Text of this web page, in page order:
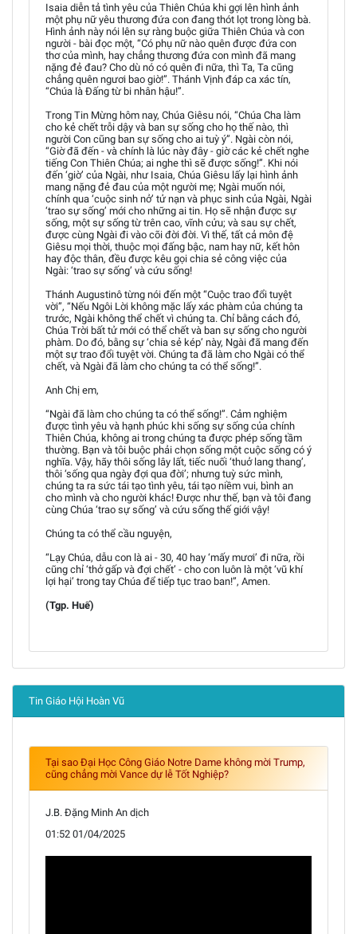
Isaia diễn tả tình yêu của Thiên Chúa khi gợi lên hình ảnh
một phụ nữ yêu thương đứa con đang thót lọt trong lòng bà.
Hình ảnh này nói lên sự ràng buộc giữa Thiên Chúa và con
người - bài đọc một, “Có phụ nữ nào quên được đứa con
thơ của mình, hay chẳng thương đứa con mình đã mang
nặng đẻ đau? Cho dù nó có quên đi nữa, thì Ta, Ta cũng
chẳng quên ngươi bao giờ!”. Thánh Vịnh đáp ca xác tín,
“Chúa là Đấng từ bi nhân hậu!”.
Trong Tin Mừng hôm nay, Chúa Giêsu nói, “Chúa Cha làm
cho kẻ chết trỗi dậy và ban sự sống cho họ thế nào, thì
người Con cũng ban sự sống cho ai tuỳ ý”. Ngài còn nói,
“Giờ đã đến - và chính là lúc này đây - giờ các kẻ chết nghe
tiếng Con Thiên Chúa; ai nghe thì sẽ được sống!”. Khi nói
đến ‘giờ’ của Ngài, như Isaia, Chúa Giêsu lấy lại hình ảnh
mang nặng đẻ đau của một người mẹ; Ngài muốn nói,
chính qua ‘cuộc sinh nở’ tử nạn và phục sinh của Ngài, Ngài
‘trao sự sống’ mới cho những ai tin. Họ sẽ nhận được sự
sống, một sự sống từ trên cao, vĩnh cửu; và sau sự chết,
được cùng Ngài đi vào cõi đời đời. Vì thế, tất cả môn đệ
Giêsu mọi thời, thuộc mọi đấng bậc, nam hay nữ, kết hôn
hay độc thân, đều được kêu gọi chia sẻ công việc của
Ngài: ‘trao sự sống’ và cứu sống!
Thánh Augustinô từng nói đến một “Cuộc trao đổi tuyệt
vời”, “Nếu Ngôi Lời không mặc lấy xác phàm của chúng ta
trước, Ngài không thể chết vì chúng ta. Chỉ bằng cách đó,
Chúa Trời bất tử mới có thể chết và ban sự sống cho người
phàm. Do đó, bằng sự ‘chia sẻ kép’ này, Ngài đã mang đến
một sự trao đổi tuyệt vời. Chúng ta đã làm cho Ngài có thể
chết, và Ngài đã làm cho chúng ta có thể sống!”.
Anh Chị em,
“Ngài đã làm cho chúng ta có thể sống!”. Cảm nghiệm
được tình yêu và hạnh phúc khi sống sự sống của chính
Thiên Chúa, không ai trong chúng ta được phép sống tầm
thường. Bạn và tôi buộc phải chọn sống một cuộc sống có ý
nghĩa. Vậy, hãy thôi sống lây lất, tiếc nuối ‘thuở lang thang’,
thôi ‘sống qua ngày đợi qua đời’; nhưng tuỳ sức mình,
chúng ta ra sức tái tạo tình yêu, tái tạo niềm vui, bình an
cho mình và cho người khác! Được như thế, bạn và tôi đang
cùng Chúa ‘trao sự sống’ và cứu sống thế giới vậy!
Chúng ta có thể cầu nguyện,
“Lạy Chúa, dẫu con là ai - 30, 40 hay ‘mấy mươi’ đi nữa, rồi
cũng chỉ ‘thở gấp và đợi chết’ - cho con luôn là một ‘vũ khí
lợi hại’ trong tay Chúa để tiếp tục trao ban!”, Amen.
(Tgp. Huế)
Tin Giáo Hội Hoàn Vũ
Tại sao Đại Học Công Giáo Notre Dame không mời Trump,
cũng chẳng mời Vance dự lễ Tốt Nghiệp?
J.B. Đặng Minh An dịch
01:52 01/04/2025